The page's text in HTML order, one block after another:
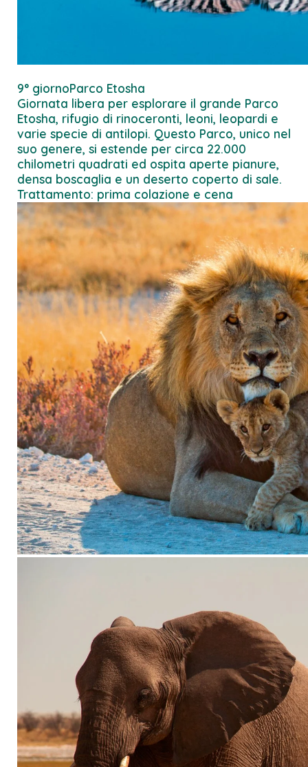
9° giornoParco Etosha
Giornata libera per esplorare il grande Parco
Etosha, rifugio di rinoceronti, leoni, leopardi e
varie specie di antilopi. Questo Parco, unico nel
suo genere, si estende per circa 22.000
chilometri quadrati ed ospita aperte pianure,
densa boscaglia e un deserto coperto di sale.
Trattamento: prima colazione e cena